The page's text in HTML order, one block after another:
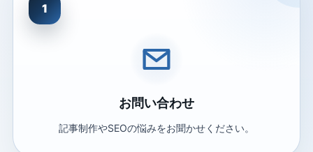
1
お問い合わせ
記事制作やSEOの悩みをお聞かせください。